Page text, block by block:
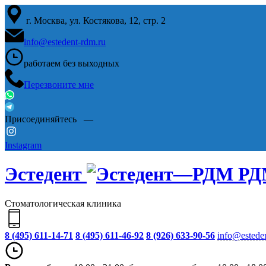
г. Москва, ул. Костякова, 12, стр. 2
info@estedent-rdm.ru
работаем без выходных
Перезвоните мне
Присоединяйтесь —
Instagram
Эстедент
Стоматологическая клиника
8 (495) 611-14-71 8 (495) 611-46-92 8 (926) 633-90-56